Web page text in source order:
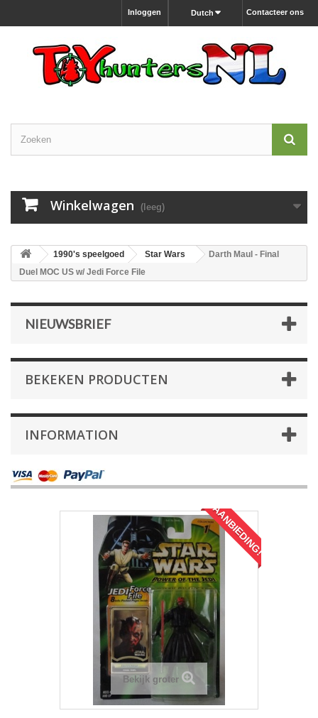
Contacteer ons
Dutch
Inloggen
Winkelwagen (leeg)
1990's speelgoed Star Wars
Darth Maul - Final
Duel MOC US w/ Jedi Force File
NIEUWSBRIEF
BEKEKEN PRODUCTEN
INFORMATION
AANBIEDING!
Bekijk groter